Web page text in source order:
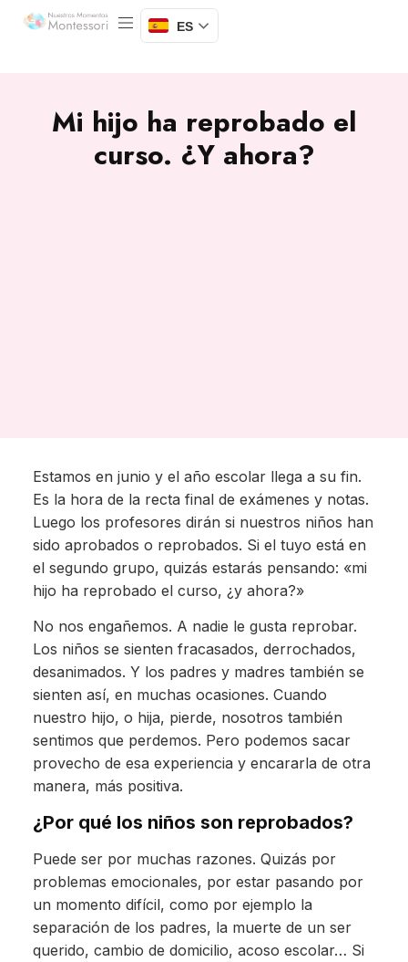
ES
Mi hijo ha reprobado el
curso. ¿Y ahora?
Estamos en junio y el año escolar llega a su fin.
Es la hora de la recta final de exámenes y notas.
Luego los profesores dirán si nuestros niños han
sido aprobados o reprobados. Si el tuyo está en
el segundo grupo, quizás estarás pensando: «mi
hijo ha reprobado el curso, ¿y ahora?»
No nos engañemos. A nadie le gusta reprobar.
Los niños se sienten fracasados, derrochados,
desanimados. Y los padres y madres también se
sienten así, en muchas ocasiones. Cuando
nuestro hijo, o hija, pierde, nosotros también
sentimos que perdemos. Pero podemos sacar
provecho de esa experiencia y encararla de otra
manera, más positiva.
¿Por qué los niños son reprobados?
Puede ser por muchas razones. Quizás por
problemas emocionales, por estar pasando por
un momento difícil, como por ejemplo la
separación de los padres, la muerte de un ser
querido, cambio de domicilio, acoso escolar… Si